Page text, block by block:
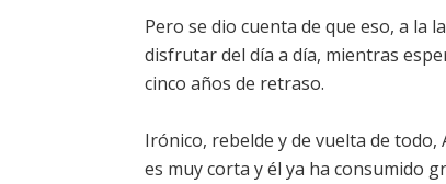
Pero se dio cuenta de que eso, a la
disfrutar del día a día, mientras
cinco años de retraso.
Irónico, rebelde y de vuelta de
es muy corta y él ya ha consumido